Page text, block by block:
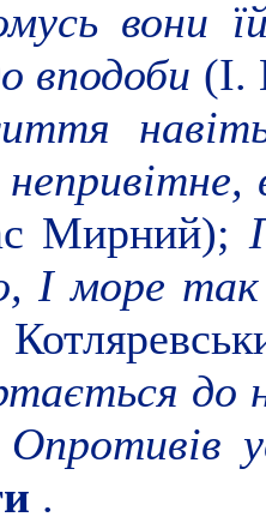
вони
вподоби (І.
Мирний);
І море
до
Опротивів
.